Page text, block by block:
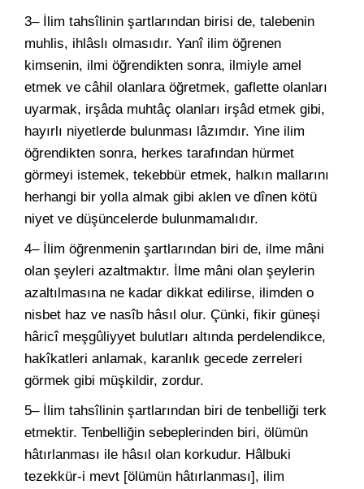
3– İlim tahsîlinin şartlarından birisi de, talebenin
muhlis, ihlâslı olmasıdır. Yanî ilim öğrenen
kimsenin, ilmi öğrendikten sonra, ilmiyle amel
etmek ve câhil olanlara öğretmek, gaflette olanları
uyarmak, irşâda muhtâç olanları irşâd etmek gibi,
hayırlı niyetlerde bulunması lâzımdır. Yine ilim
öğrendikten sonra, herkes tarafından hürmet
görmeyi istemek, tekebbür etmek, halkın mallarını
herhangi bir yolla almak gibi aklen ve dînen kötü
niyet ve düşüncelerde bulunmamalıdır.
4– İlim öğrenmenin şartlarından biri de, ilme mâni
olan şeyleri azaltmaktır. İlme mâni olan şeylerin
azaltılmasına ne kadar dikkat edilirse, ilimden o
nisbet haz ve nasîb hâsıl olur. Çünki, fikir güneşi
hâricî meşgûliyyet bulutları altında perdelendikce,
hakîkatleri anlamak, karanlık gecede zerreleri
görmek gibi müşkildir, zordur.
5– İlim tahsîlinin şartlarından biri de tenbelliği terk
etmektir. Tenbelliğin sebeplerinden biri, ölümün
hâtırlanması ile hâsıl olan korkudur. Hâlbuki
tezekkür-i mevt [ölümün hâtırlanması], ilim